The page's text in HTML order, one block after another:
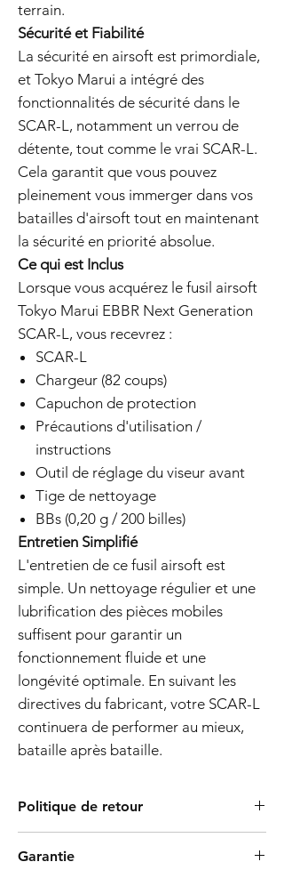
terrain.
Sécurité et Fiabilité
La sécurité en airsoft est primordiale,
et Tokyo Marui a intégré des
fonctionnalités de sécurité dans le
SCAR-L, notamment un verrou de
détente, tout comme le vrai SCAR-L.
Cela garantit que vous pouvez
pleinement vous immerger dans vos
batailles d'airsoft tout en maintenant
la sécurité en priorité absolue.
Ce qui est Inclus
Lorsque vous acquérez le fusil airsoft
Tokyo Marui EBBR Next Generation
SCAR-L, vous recevrez :
SCAR-L
Chargeur (82 coups)
Capuchon de protection
Précautions d'utilisation /
instructions
Outil de réglage du viseur avant
Tige de nettoyage
BBs (0,20 g / 200 billes)
Entretien Simplifié
L'entretien de ce fusil airsoft est
simple. Un nettoyage régulier et une
lubrification des pièces mobiles
suffisent pour garantir un
fonctionnement fluide et une
longévité optimale. En suivant les
directives du fabricant, votre SCAR-L
continuera de performer au mieux,
bataille après bataille.
Politique de retour
leur processus de fabrication de haute
Garantie